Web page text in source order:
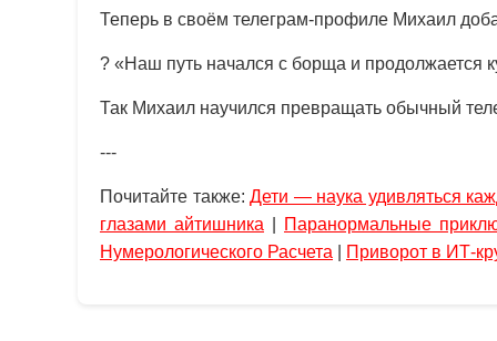
Теперь в своём телеграм-профиле Михаил
? «Наш путь начался с борща и продолжается
Так Михаил научился превращать обычный
---
Почитайте также: Дети — наука удивляться
глазами айтишника
Паранормальные
Нумерологического Расчета
Приворот в ИТ-